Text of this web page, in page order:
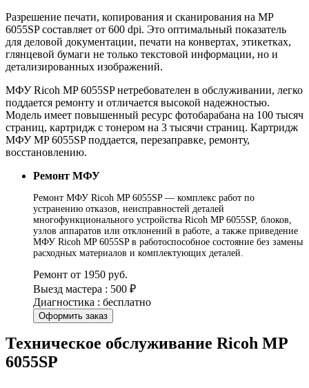
Разрешение печати, копирования и сканирования на MP
6055SP составляет от 600 dpi. Это оптимальный показатель
для деловой документации, печати на конвертах, этикетках,
глянцевой бумаги не только текстовой информации, но и
детализированных изображений.
МФУ Ricoh MP 6055SP нетребователен в обслуживании, легко
поддается ремонту и отличается высокой надежностью.
Модель имеет повышенный ресурс фотобарабана на 100 тысяч
страниц, картридж с тонером на 3 тысячи страниц. Картридж
МФУ MP 6055SP поддается, перезаправке, ремонту,
восстановлению.
Ремонт МФУ
Ремонт МФУ Ricoh MP 6055SP — комплекс работ по
устранению отказов, неисправностей деталей
многофункционального устройства Ricoh MP 6055SP, блоков,
узлов аппаратов или отклонений в работе, а также приведение
МФУ Ricoh MP 6055SP в работоспособное состояние без замены
расходных материалов и комплектующих деталей.
Ремонт от 1950 руб.
Выезд мастера : 500 ₽
Диагностика : бесплатно
Оформить заказ
Техническое обслуживание Ricoh MP
6055SP